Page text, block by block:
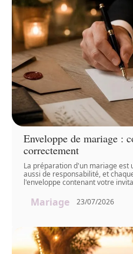
Enveloppe de mariage :
correctement
La préparation d'un mariage est
aussi de responsabilité, et
l'enveloppe contenant votre
Mariage 23/07/2026